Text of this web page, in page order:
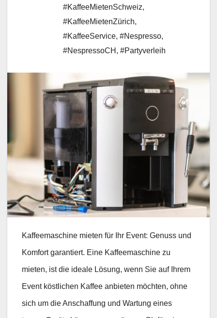
#KaffeeMietenSchweiz,
#KaffeeMietenZürich,
#KaffeeService, #Nespresso,
#NespressoCH , #Partyverleih
Kaffeemaschine mieten für Ihr Event: Genuss und
Komfort garantiert. Eine Kaffeemaschine zu
mieten, ist die ideale Lösung, wenn Sie auf Ihrem
Event köstlichen Kaffee anbieten möchten, ohne
sich um die Anschaffung und Wartung eines